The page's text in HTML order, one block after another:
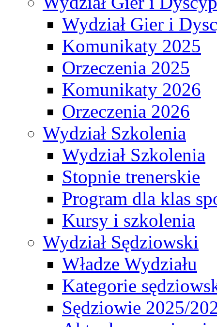
Wydział Gier i
Komunikaty 2025
Orzeczenia 2025
Komunikaty 2026
Orzeczenia 2026
Wydział Szkolenia
Wydział Szkolenia
Stopnie trenerskie
Program dla klas
Kursy i szkolenia
Wydział Sędziowski
Władze Wydziału
Kategorie
Sędziowie 2025/